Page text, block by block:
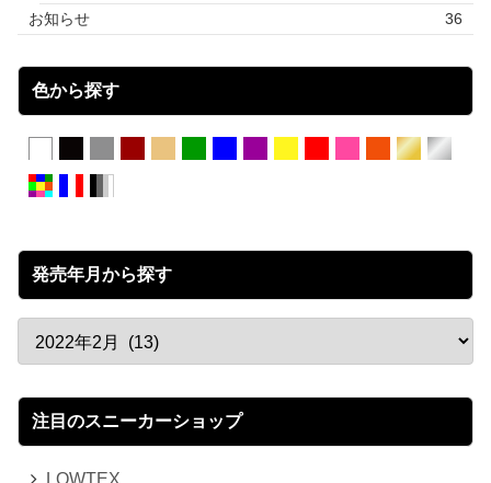
お知らせ
36
色から探す
発売年月から探す
注目のスニーカーショップ
LOWTEX